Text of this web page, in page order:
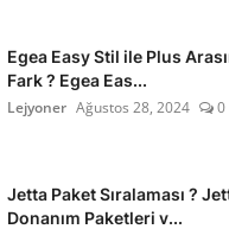
Egea Easy Stil ile Plus
Fark ? Egea Eas...
Lejyoner Ağustos 28, 2024 0
Jetta Paket Sıralaması ?
Donanım Paketleri v...